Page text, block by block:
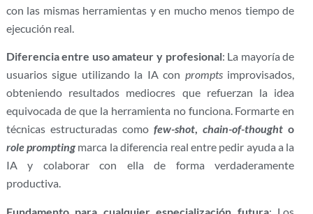
con las mismas herramientas y en mucho menos tiempo de
ejecución real.
Diferencia entre uso amateur y profesional: La mayoría de
usuarios sigue utilizando la IA con promptsimprovisados,
obteniendo resultados mediocres que refuerzan la idea
equivocada de que la herramienta no funciona. Formarte en
técnicas estructuradas comofew-shot,chain-of-thought o
role promptingmarca la diferencia real entre pedir ayuda a la
IA y colaborar con ella de forma verdaderamente
productiva.